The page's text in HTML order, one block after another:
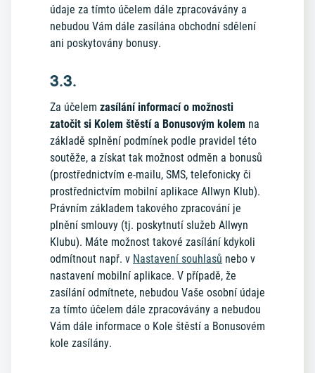
údaje za tímto účelem dále zpracovávány a
nebudou Vám dále zasílána obchodní sdělení
ani poskytovány bonusy.
3.3.
Za účelem zasílání informací o možnosti
zatočit si Kolem štěstí a Bonusovým kolem na
základě splnění podmínek podle pravidel této
soutěže, a získat tak možnost odměn a bonusů
(prostřednictvím e-mailu, SMS, telefonicky či
prostřednictvím mobilní aplikace Allwyn Klub).
Právním základem takového zpracování je
plnění smlouvy (tj. poskytnutí služeb Allwyn
Klubu). Máte možnost takové zasílání kdykoli
odmítnout např. v Nastavení souhlasů nebo v
nastavení mobilní aplikace. V případě, že
zasílání odmítnete, nebudou Vaše osobní údaje
za tímto účelem dále zpracovávány a nebudou
Vám dále informace o Kole štěstí a Bonusovém
kole zasílány.